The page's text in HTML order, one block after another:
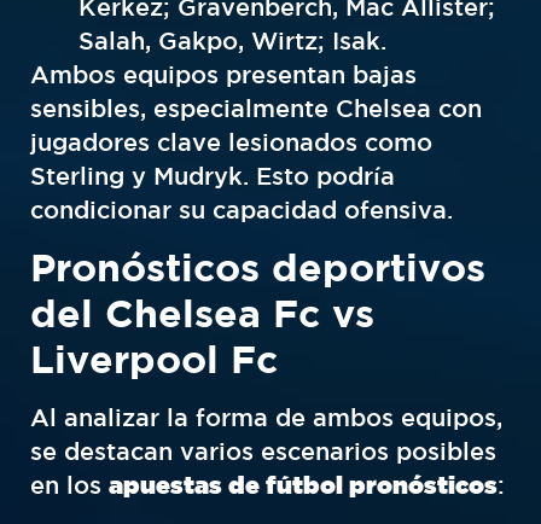
Kerkez; Gravenberch, Mac Allister;
Salah, Gakpo, Wirtz; Isak.
Ambos equipos presentan bajas
sensibles, especialmente Chelsea con
jugadores clave lesionados como
Sterling y Mudryk. Esto podría
condicionar su capacidad ofensiva.
Pronósticos deportivos
del Chelsea Fc vs
Liverpool Fc
Al analizar la forma de ambos equipos,
se destacan varios escenarios posibles
en los apuestas de fútbol pronósticos: